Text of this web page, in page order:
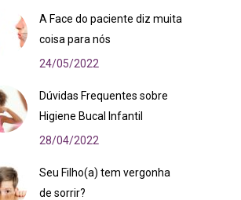
A Face do paciente diz muita
coisa para nós
24/05/2022
Dúvidas Frequentes sobre
Higiene Bucal Infantil
28/04/2022
Seu Filho(a) tem vergonha
de sorrir?